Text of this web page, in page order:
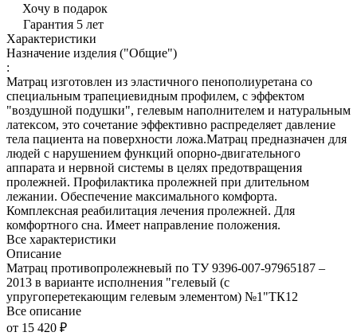
Хочу в подарок
Гарантия 5 лет
Характеристики
Назначение изделия ("Общие")
:
Матрац изготовлен из эластичного пенополиуретана со
специальным трапециевидным профилем, с эффектом
"воздушной подушки", гелевым наполнителем и натуральным
латексом, это сочетание эффективно распределяет давление
тела пациента на поверхности ложа.Матрац предназначен для
людей с нарушением функций опорно-двигательного
аппарата и нервной системы в целях предотвращения
пролежней. Профилактика пролежней при длительном
лежании. Обеспечение максимального комфорта.
Комплексная реабилитация лечения пролежней. Для
комфортного сна. Имеет направление положения.
Все характеристики
Описание
Матрац противопролежневый по ТУ 9396-007-97965187 –
2013 в варианте исполнения "гелевый (с
упругоперетекающим гелевым элементом) №1"ТК12
Все описание
от 15 420 ₽